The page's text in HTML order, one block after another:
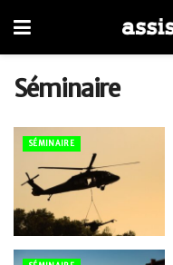
Séminaire
SÉMINAIRE